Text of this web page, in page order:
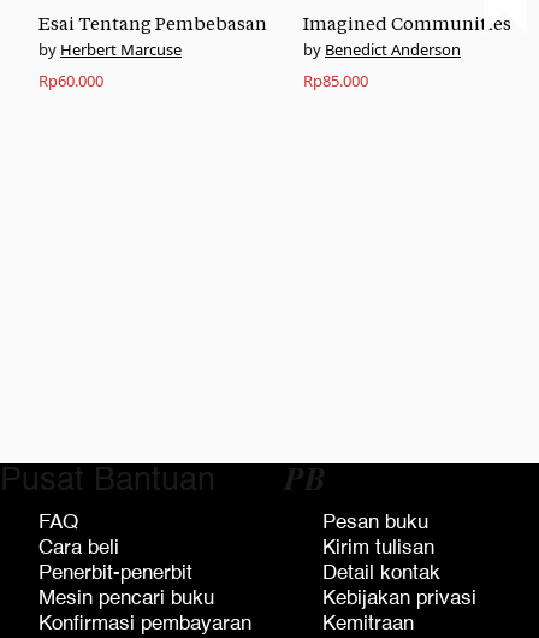
Esai Tentang Pembebasan
Herbert Marcuse
Rp60.000
Imagined Communities
Benedict Anderson
Rp85.000
Pusat Bantuan
FAQ
Cara beli
Penerbit-penerbit
Mesin pencari buku
Konfirmasi pembayaran
𝑷𝑩
Pesan buku
Kirim tulisan
Detail kontak
Kebijakan privasi
Kemitraan